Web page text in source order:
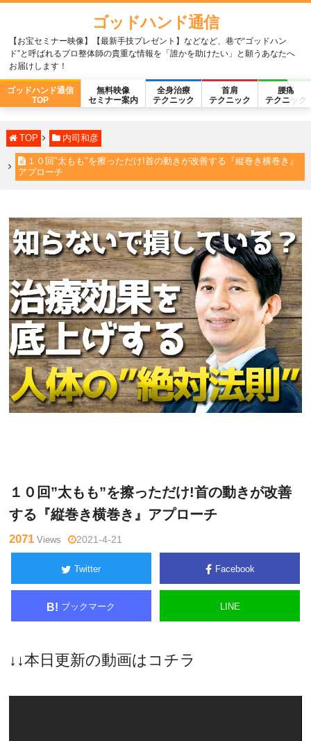
ゴッドハンド通信
【お宝セミナー映像】【最新手技プレゼント】などなど、巷で“ゴッドハン
ド”と呼ばれるプロ整体師の貴重な情報を「誰かを助けたい」と願うあなたへ
お届けします！
ゴッドハンド通信
TOP
無料映像
セミナー案内
全身治療
テクニック
首肩
テクニック
腰痛
テクニック
TOP 内司和彦
１０回"太もも"を擦っただけ!首の動きが改善する『縦巻き横巻き』
アプローチ
１０回”太もも”を擦っただけ!首の動きが改善
する『縦巻き横巻き』アプローチ
2071 Views 2021-4-21
Twitter Facebook
B! ブックマーク LINE
↓↓本日更新の動画はコチラ